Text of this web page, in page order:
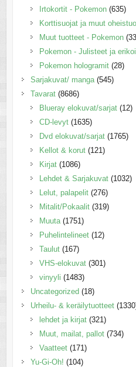
Irtokortit - Pokemon (635)
Korttisuojat ja muut
Muut tuotteet - Pokemon
Pokemon - Julisteet ja
Pokemon hologramit (28)
Sarjakuvat/ manga (545)
Tavarat (8686)
Blueray elokuvat/sarjat (12)
CD-levyt (1635)
Dvd elokuvat/sarjat (1765)
Kellot & korut (121)
Kirjat (1086)
Lehdet & Sarjakuvat (1032)
Lelut, palapelit (276)
Mitalit/Pokaalit (319)
Muuta (1751)
Puhelintelineet (12)
Taulut (167)
VHS-elokuvat (301)
vinyyli (1483)
Uncategorized (18)
Urheilu- & keräilytuotteet
lehdet ja kirjat (321)
Muut, mailat, pallot (734)
Vaatteet (171)
Yu-Gi-Oh! (104)